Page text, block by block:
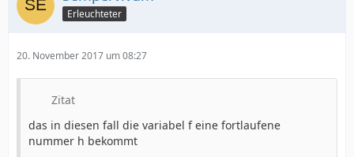
Erleuchteter
20. November 2017 um 08:27
Zitat
das in diesen fall die variabel f eine fortlaufene
nummer h bekommt